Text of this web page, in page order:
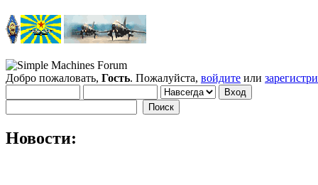
Добро пожаловать, Гость. Пожалуйста, войдите или
Новости: